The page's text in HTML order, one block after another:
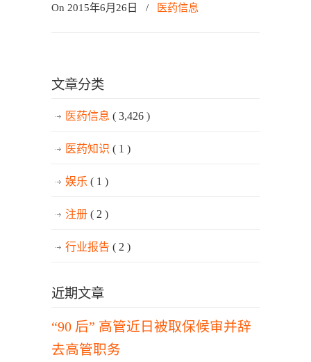
On 2015年6月26日 / 医药信息
文章分类
医药信息 ( 3,426 )
医药知识 ( 1 )
娱乐 ( 1 )
注册 ( 2 )
行业报告 ( 2 )
近期文章
“90 后” 高管近日被取保候审并辞
去高管职务